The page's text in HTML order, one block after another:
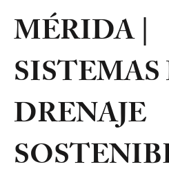
MÉRIDA |
DRENAJE